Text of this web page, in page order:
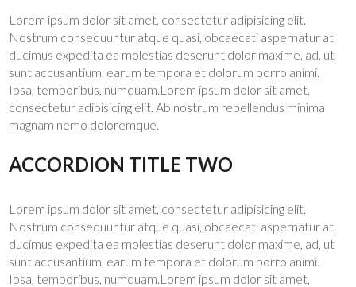
Lorem ipsum dolor sit amet, consectetur adipisicing elit.
Nostrum consequuntur atque quasi, obcaecati aspernatur at
ducimus expedita ea molestias deserunt dolor maxime, ad, ut
sunt accusantium, earum tempora et dolorum porro animi.
Ipsa, temporibus, numquam.Lorem ipsum dolor sit amet,
consectetur adipisicing elit. Ab nostrum repellendus minima
magnam nemo doloremque.
ACCORDION TITLE TWO
Lorem ipsum dolor sit amet, consectetur adipisicing elit.
Nostrum consequuntur atque quasi, obcaecati aspernatur at
ducimus expedita ea molestias deserunt dolor maxime, ad, ut
sunt accusantium, earum tempora et dolorum porro animi.
Ipsa, temporibus, numquam.Lorem ipsum dolor sit amet,